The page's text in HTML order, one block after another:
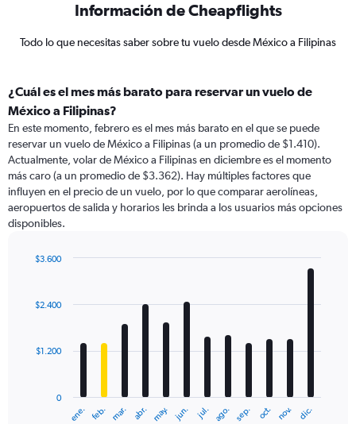
Información de Cheapflights
Todo lo que necesitas saber sobre tu vuelo desde México a Filipinas
¿Cuál es el mes más barato para reservar un vuelo de
México a Filipinas?
En este momento, febrero es el mes más barato en el que se puede
reservar un vuelo de México a Filipinas (a un promedio de $1.410).
Actualmente, volar de México a Filipinas en diciembre es el momento
más caro (a un promedio de $3.362). Hay múltiples factores que
influyen en el precio de un vuelo, por lo que comparar aerolíneas,
aeropuertos de salida y horarios les brinda a los usuarios más opciones
disponibles.
with
12
The
ene. feb. mar. abr. may. jun. jul. ago. sep. oct. nov. dic.
0
$1.200
$2.400
$3.600